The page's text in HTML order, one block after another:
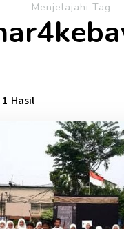
Menjelajahi Tag
1 Hasil